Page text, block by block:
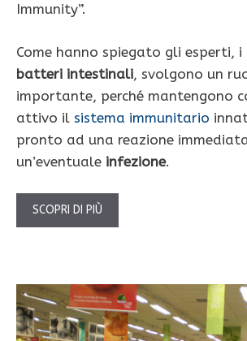
Immunity”.
Come hanno spiegato gli esperti,
batteri intestinali, svolgono un
importante, perché mantengono
attivo il sistema immunitario
pronto ad una reazione
un’eventuale infezione.
SCOPRI DI PIÙ